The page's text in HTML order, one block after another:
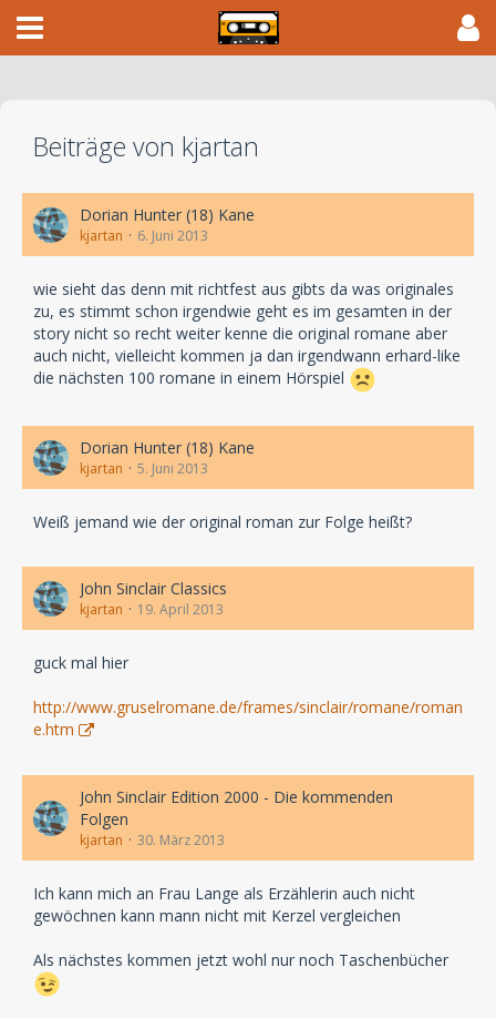
Beiträge von kjartan
Dorian Hunter (18) Kane
kjartan 6. Juni 2013
wie sieht das denn mit richtfest aus gibts da was originales
zu, es stimmt schon irgendwie geht es im gesamten in der
story nicht so recht weiter kenne die original romane aber
auch nicht, vielleicht kommen ja dan irgendwann erhard-like
die nächsten 100 romane in einem Hörspiel
Dorian Hunter (18) Kane
kjartan 5. Juni 2013
Weiß jemand wie der original roman zur Folge heißt?
John Sinclair Classics
kjartan 19. April 2013
guck mal hier
http://www.gruselromane.de/frames/sinclair/romane/roman
e.htm
John Sinclair Edition 2000 - Die kommenden
Folgen
kjartan 30. März 2013
Ich kann mich an Frau Lange als Erzählerin auch nicht
gewöchnen kann mann nicht mit Kerzel vergleichen
Als nächstes kommen jetzt wohl nur noch Taschenbücher